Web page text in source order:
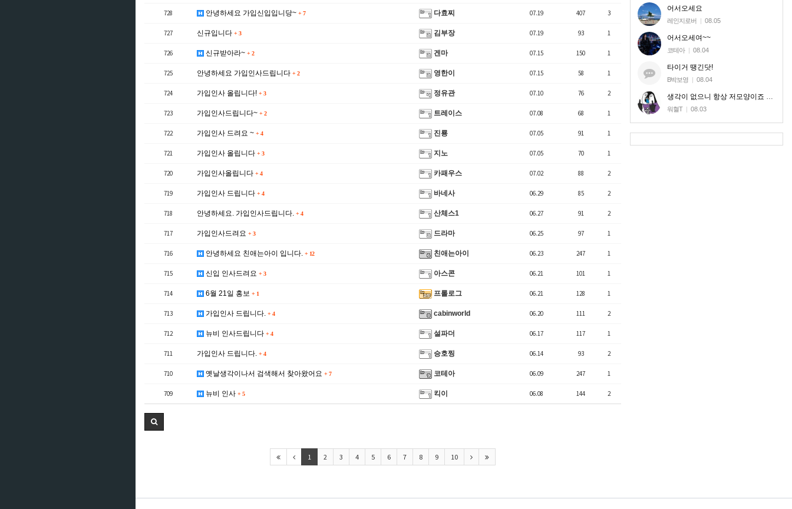
728 안녕하세요 가입신입입니당~ + 7 다효찌 07.19 407 3
727 신규입니다 + 3 김부장 07.19 93 1
726 신규받아라~ + 2 겐마 07.15 150 1
725 안녕하세요 가입인사드립니다 + 2 영한이 07.15 58 1
724 가입인사 올립니다! + 3 정유관 07.10 76 2
723 가입인사드립니다~ + 2 트레이스 07.08 68 1
722 가입인사 드려요 ~ + 4 진룡 07.05 91 1
721 가입인사 올립니다 + 3 지노 07.05 70 1
720 가입인사올립니다 + 4 카패우스 07.02 88 2
719 가입인사 드립니다 + 4 바네사 06.29 85 2
718 안녕하세요. 가입인사드립니다. + 4 산체스1 06.27 91 2
717 가입인사드려요 + 3 드라마 06.25 97 1
716 안녕하세요 친애는아이 입니다. + 12 친애는아이 06.23 247 1
715 신입 인사드려요 + 3 아스콘 06.21 101 1
714 6월 21일 홍보 + 1 프롤로그 06.21 128 1
713 가입인사 드립니다. + 4 cabinworld 06.20 111 2
712 뉴비 인사드립니다 + 4 설파더 06.17 117 1
711 가입인사 드립니다. + 4 승호찡 06.14 93 2
710 옛날생각이나서 검색해서 찾아왔어요 + 7 코테아 06.09 247 1
709 뉴비 인사 + 5 킥이 06.08 144 2
1 2 3 4 5 6 7 8 9 10
어서오세요
레인지로버 | 08.05
어서오세여~~
코테아 | 08.04
타이거 땡긴닷!
B박보영 | 08.04
워혈T | 08.03